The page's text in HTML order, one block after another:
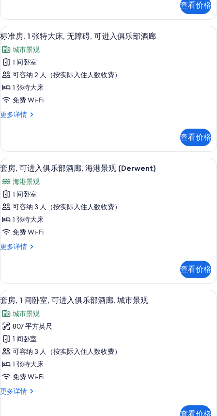
照
片
息
大
床,
可
进
入
俱
乐
部
酒
所
有
照
片
1
张
特
床,
可
进
入
俱
乐
部
酒
信
息
查看价格
显
示
标
准
房,
1
张
特
床,
无
障
碍,
可
进
入
俱
乐
廊
的
所
有
照
片
标准房, 1 张特大床, 无障碍, 可进入俱
9
标准房, 1 张特大床, 无障碍, 可进入俱乐部酒廊
城市景观
1 间卧室
可容纳 2 人（按实际入住人数收费）
1 张特大床
免费 Wi-Fi
更多详情
标
张
特
大
无
障
碍,
可
进
入
俱
乐
更
多
信
息
查看价格
显
套
房,
可
进
俱
部
酒
廊,
海
港
景
观
(Derwent)
的
所
套房, 可进入俱乐部酒廊, 海港景观
8
套房, 可进入俱乐部酒廊, 海港景观 (Derwent)
海港景观
1 间卧室
可容纳 3 人（按实际入住人数收费）
1 张特大床
免费 Wi-Fi
更多详情
套
入
俱
乐
酒
廊,
海
港
景
观
(Derwent)
更
信
查看价格
显
示
套
房,
间
卧
室,
可
套房, 1 间卧室, 可进入俱乐部酒廊, 城
7
套房, 1 间卧室, 可进入俱乐部酒廊, 城市景观
城市景观
807 平方英尺
1 间卧室
可容纳 3 人（按实际入住人数收费）
1 张特大床
免费 Wi-Fi
更多详情
套
查看价格